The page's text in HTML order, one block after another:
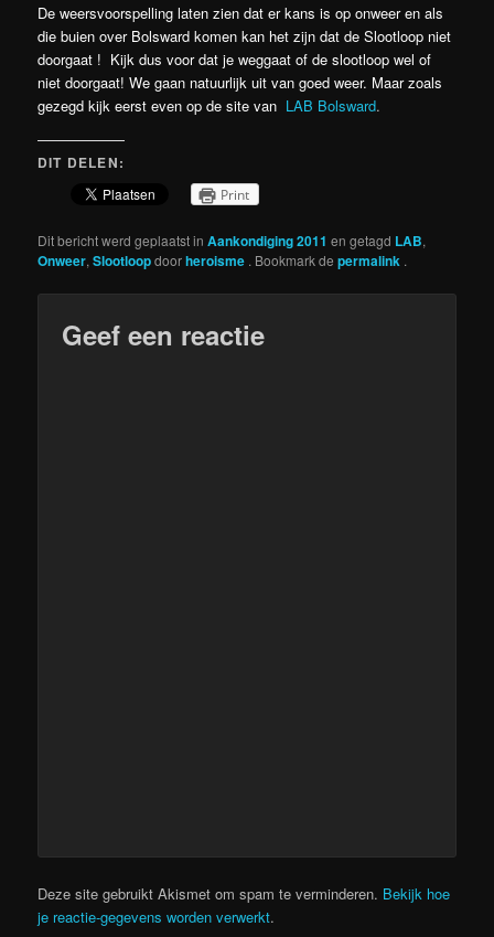
De weersvoorspelling laten zien dat er kans is op onweer en als
die buien over Bolsward komen kan het zijn dat de Slootloop niet
doorgaat ! Kijk dus voor dat je weggaat of de slootloop wel of
niet doorgaat! We gaan natuurlijk uit van goed weer. Maar zoals
gezegd kijk eerst even op de site van LAB Bolsward.
DIT DELEN:
Print
Dit bericht werd geplaatst inAankondiging 2011 en getagd LAB,
Onweer,Slootloopdoorheroisme . Bookmark depermalink .
Geef een reactie
Deze site gebruikt Akismet om spam te verminderen. Bekijk hoe
je reactie-gegevens worden verwerkt.